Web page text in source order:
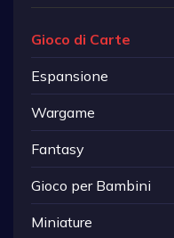
Gioco di Carte
Espansione
Wargame
Fantasy
Gioco per Bambini
Miniature